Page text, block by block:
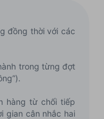
đồng thời với các
trong từng đợt
hàng từ chối tiếp
gian cân nhắc hai